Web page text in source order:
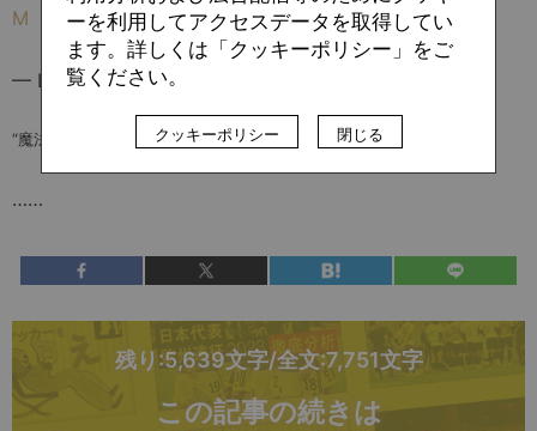
M
— Ligue 1 McDonald's (@Ligue1)
“魔法”のような2024-25シーズンのプレー集
……
残り:5,639文字/全文:7,751文字
この記事の続きは
ーを利用してアクセスデータを取得してい
ます。詳しくは「クッキーポリシー」をご
覧ください。
クッキーポリシー 閉じる